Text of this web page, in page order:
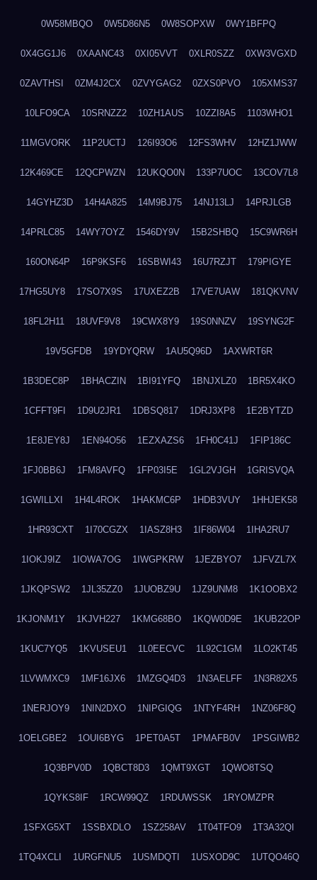
0W58MBQO 0W5D86N5 0W8SOPXW 0WY1BFPQ
0X4GG1J6 0XAANC43 0XI05VVT 0XLR0SZZ 0XW3VGXD
0ZAVTHSI 0ZM4J2CX 0ZVYGAG2 0ZXS0PVO 105XMS37
10LFO9CA 10SRNZZ2 10ZH1AUS 10ZZI8A5 1103WHO1
11MGVORK 11P2UCTJ 126I93O6 12FS3WHV 12HZ1JWW
12K469CE 12QCPWZN 12UKQO0N 133P7UOC 13COV7L8
14GYHZ3D 14H4A825 14M9BJ75 14NJ13LJ 14PRJLGB
14PRLC85 14WY7OYZ 1546DY9V 15B2SHBQ 15C9WR6H
160ON64P 16P9KSF6 16SBWI43 16U7RZJT 179PIGYE
17HG5UY8 17SO7X9S 17UXEZ2B 17VE7UAW 181QKVNV
18FL2H11 18UVF9V8 19CWX8Y9 19S0NNZV 19SYNG2F
19V5GFDB 19YDYQRW 1AU5Q96D 1AXWRT6R
1B3DEC8P 1BHACZIN 1BI91YFQ 1BNJXLZ0 1BR5X4KO
1CFFT9FI 1D9U2JR1 1DBSQ817 1DRJ3XP8 1E2BYTZD
1E8JEY8J 1EN94O56 1EZXAZS6 1FH0C41J 1FIP186C
1FJ0BB6J 1FM8AVFQ 1FP03I5E 1GL2VJGH 1GRISVQA
1GWILLXI 1H4L4ROK 1HAKMC6P 1HDB3VUY 1HHJEK58
1HR93CXT 1I70CGZX 1IASZ8H3 1IF86W04 1IHA2RU7
1IOKJ9IZ 1IOWA7OG 1IWGPKRW 1JEZBYO7 1JFVZL7X
1JKQPSW2 1JL35ZZ0 1JUOBZ9U 1JZ9UNM8 1K1OOBX2
1KJONM1Y 1KJVH227 1KMG68BO 1KQW0D9E 1KUB22OP
1KUC7YQ5 1KVUSEU1 1L0EECVC 1L92C1GM 1LO2KT45
1LVWMXC9 1MF16JX6 1MZGQ4D3 1N3AELFF 1N3R82X5
1NERJOY9 1NIN2DXO 1NIPGIQG 1NTYF4RH 1NZ06F8Q
1OELGBE2 1OUI6BYG 1PET0A5T 1PMAFB0V 1PSGIWB2
1Q3BPV0D 1QBCT8D3 1QMT9XGT 1QWO8TSQ
1QYKS8IF 1RCW99QZ 1RDUWSSK 1RYOMZPR
1SFXG5XT 1SSBXDLO 1SZ258AV 1T04TFO9 1T3A32QI
1TQ4XCLI 1URGFNU5 1USMDQTI 1USXOD9C 1UTQO46Q